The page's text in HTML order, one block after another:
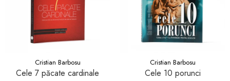
Cristian Barbosu
Cele 7 păcate cardinale
Cristian Barbosu
Cele 10 porunci